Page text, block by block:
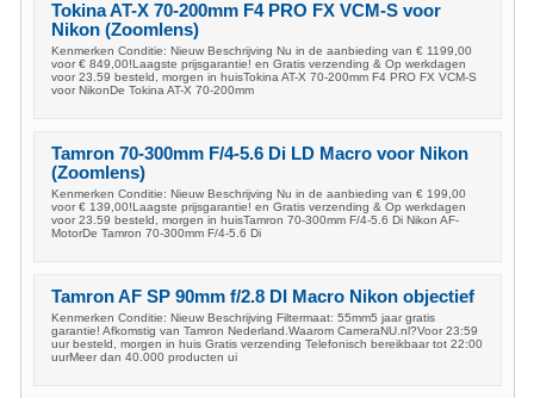
Tokina AT-X 70-200mm F4 PRO FX VCM-S voor
Nikon (Zoomlens)
Kenmerken Conditie: Nieuw Beschrijving Nu in de aanbieding van € 1199,00
voor € 849,00!Laagste prijsgarantie! en Gratis verzending & Op werkdagen
voor 23.59 besteld, morgen in huisTokina AT-X 70-200mm F4 PRO FX VCM-S
voor NikonDe Tokina AT-X 70-200mm
Tamron 70-300mm F/4-5.6 Di LD Macro voor Nikon
(Zoomlens)
Kenmerken Conditie: Nieuw Beschrijving Nu in de aanbieding van € 199,00
voor € 139,00!Laagste prijsgarantie! en Gratis verzending & Op werkdagen
voor 23.59 besteld, morgen in huisTamron 70-300mm F/4-5.6 Di Nikon AF-
MotorDe Tamron 70-300mm F/4-5.6 Di
Tamron AF SP 90mm f/2.8 DI Macro Nikon objectief
Kenmerken Conditie: Nieuw Beschrijving Filtermaat: 55mm5 jaar gratis
garantie! Afkomstig van Tamron Nederland.Waarom CameraNU.nl?Voor 23:59
uur besteld, morgen in huis Gratis verzending Telefonisch bereikbaar tot 22:00
uurMeer dan 40.000 producten ui